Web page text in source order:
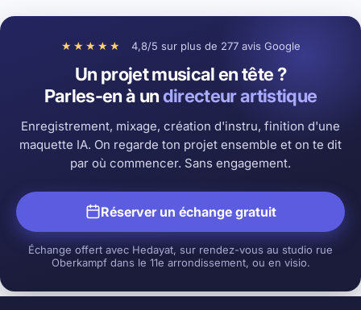
★★★★★ 4,8/5 sur plus de 277 avis Google
Un projet musical en tête ?
Parles-en à undirecteur artistique
Enregistrement, mixage, création d'instru, finition d'une
maquette IA. On regarde ton projet ensemble et on te dit
par où commencer. Sans engagement.
Réserver un échange gratuit
Échange offert avec Hedayat, sur rendez-vous au studio rue
Oberkampf dans le 11e arrondissement, ou en visio.